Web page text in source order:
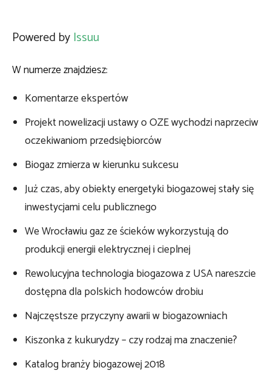
Powered by Issuu
W numerze znajdziesz:
Komentarze ekspertów
Projekt nowelizacji ustawy o OZE wychodzi naprzeciw
oczekiwaniom przedsiębiorców
Biogaz zmierza w kierunku sukcesu
Już czas, aby obiekty energetyki biogazowej stały się
inwestycjami celu publicznego
We Wrocławiu gaz ze ścieków wykorzystują do
produkcji energii elektrycznej i cieplnej
Rewolucyjna technologia biogazowa z USA nareszcie
dostępna dla polskich hodowców drobiu
Najczęstsze przyczyny awarii w biogazowniach
Kiszonka z kukurydzy – czy rodzaj ma znaczenie?
Katalog branży biogazowej 2018